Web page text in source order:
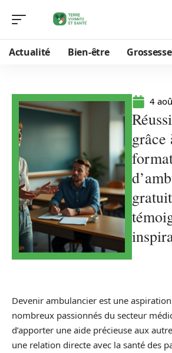
Actualité Bien-être Grossesse
4
grâce
Devenir ambulancier est une
nombreux passionnés du secteur
d’apporter une aide précieuse aux
une relation directe avec la santé des